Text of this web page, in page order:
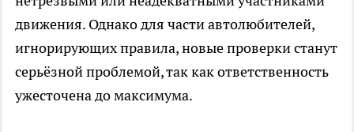
движения. Однако для части автолюбителей,
игнорирующих правила, новые проверки станут
серьёзной проблемой, так как ответственность
ужесточена до максимума.